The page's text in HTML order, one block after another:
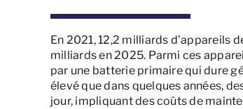
En 2021, 12,2 milliards d’appareils
milliards en 2025. Parmi ces
par une batterie primaire qui dure
élevé que dans quelques années,
jour, impliquant des coûts de